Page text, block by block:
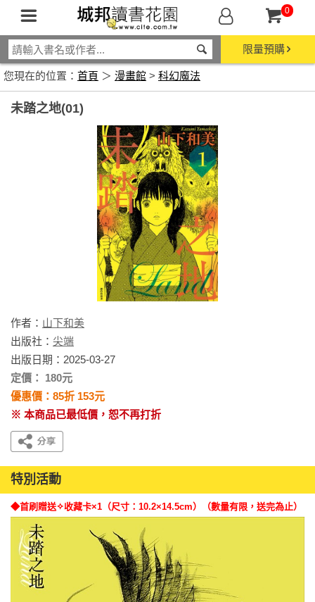
0
限量預購
您現在的位置： 首頁 ＞ 漫畫館 > 科幻魔法
未踏之地(01)
作者： 山下和美
出版社： 尖端
出版日期：2025-03-27
定價： 180元
優惠價：85折 153元
※ 本商品已最低價，恕不再打折
特別活動
◆首刷贈送✧收藏卡×1（尺寸：10.2×14.5cm）（數量有限，送完為止）